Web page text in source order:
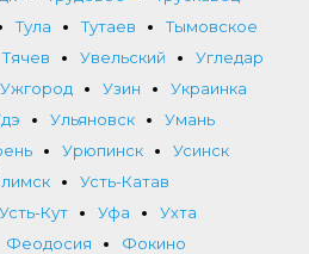
Тула Тутаев
Тымовское
Тячев Увельский
Угледар
Ужгород Узин
Украинка
Ульяновск
Умань
Урюпинск
Усинск
Усть-Катав
Усть-Кут Уфа
Ухта
Феодосия
Фокино